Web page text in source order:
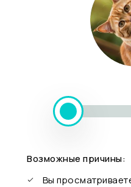
Возможные причины:
Вы